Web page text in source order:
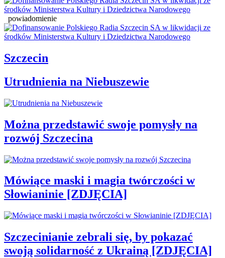
powiadomienie
Szczecin
Utrudnienia na Niebuszewie
Można przedstawić swoje pomysły na
rozwój Szczecina
Mówiące maski i magia twórczości w
Słowianinie [ZDJĘCIA]
Szczecinianie zebrali się, by pokazać
swoją solidarność z Ukrainą [ZDJĘCIA]